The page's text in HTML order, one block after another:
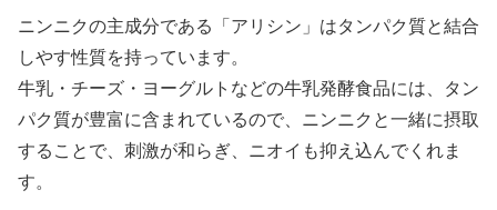
ニンニクの主成分である「アリシン」はタンパク質と結合
しやす性質を持っています。
牛乳・チーズ・ヨーグルトなどの牛乳発酵食品には、タン
パク質が豊富に含まれているので、ニンニクと一緒に摂取
することで、刺激が和らぎ、ニオイも抑え込んでくれま
す。